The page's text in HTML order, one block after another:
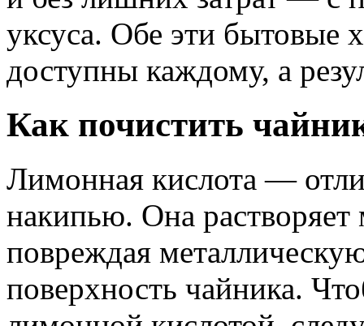
уксуса. Обе эти бытовые
доступны каждому, а
Как почистить
Лимонная кислота —
накипью. Она
повреждая
поверхность чайника.